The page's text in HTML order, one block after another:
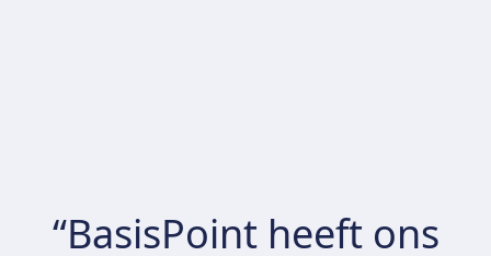
“BasisPoint heeft ons